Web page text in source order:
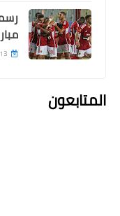
13 فبراير 2024
المتابعون